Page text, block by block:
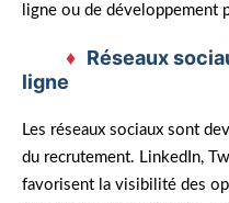
ligne ou de développement
Réseaux
ligne
Les réseaux sociaux sont
du recrutement. LinkedIn,
favorisent la visibilité des